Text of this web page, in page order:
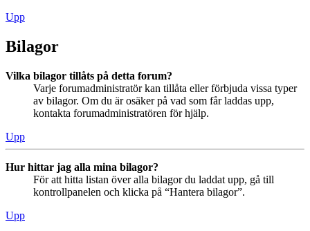
Upp
Bilagor
Vilka bilagor tillåts på detta forum?
Varje forumadministratör kan tillåta eller förbjuda vissa typer
av bilagor. Om du är osäker på vad som får laddas upp,
kontakta forumadministratören för hjälp.
Upp
Hur hittar jag alla mina bilagor?
För att hitta listan över alla bilagor du laddat upp, gå till
kontrollpanelen och klicka på “Hantera bilagor”.
Upp